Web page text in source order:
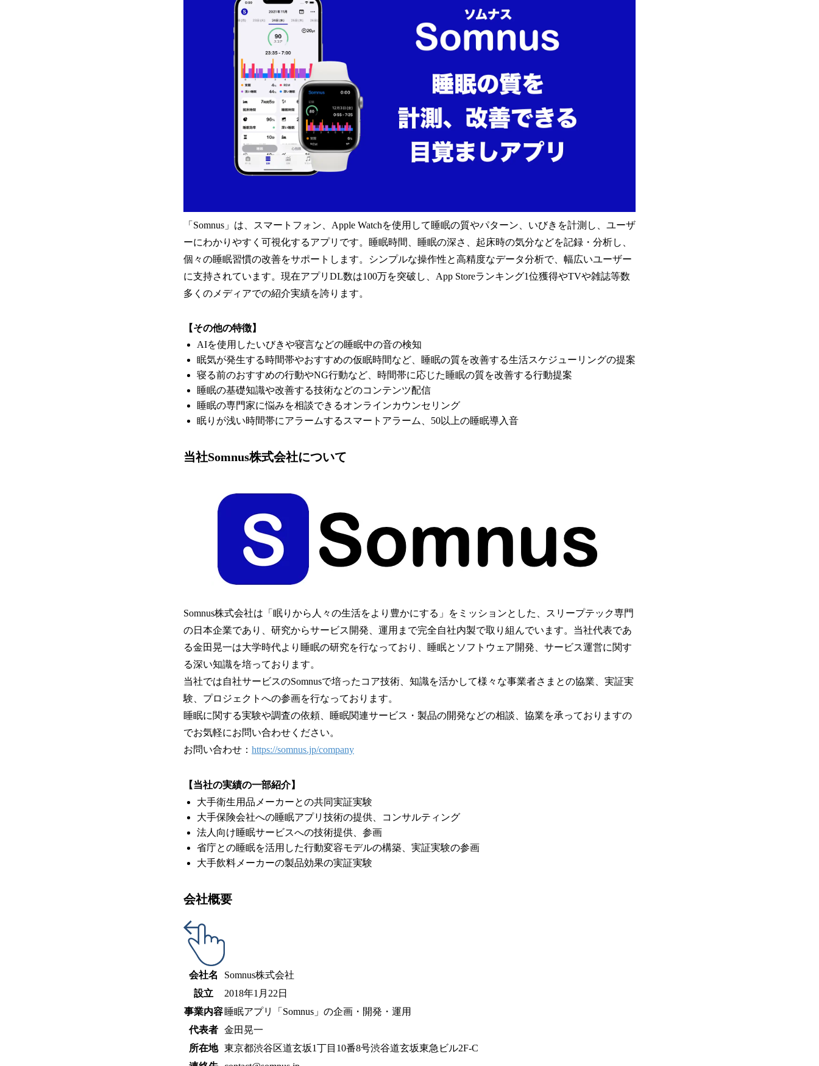
「Somnus」は、スマートフォン、Apple Watchを使用して睡眠の質やパターン、いびきを計測し、ユーザ
ーにわかりやすく可視化するアプリです。睡眠時間、睡眠の深さ、起床時の気分などを記録・分析し、
個々の睡眠習慣の改善をサポートします。シンプルな操作性と高精度なデータ分析で、幅広いユーザー
に支持されています。現在アプリDL数は100万を突破し、App Storeランキング1位獲得やTVや雑誌等数
多くのメディアでの紹介実績を誇ります。
【その他の特徴】
AIを使用したいびきや寝言などの睡眠中の音の検知
眠気が発生する時間帯やおすすめの仮眠時間など、睡眠の質を改善する生活スケジューリングの提案
寝る前のおすすめの行動やNG行動など、時間帯に応じた睡眠の質を改善する行動提案
睡眠の基礎知識や改善する技術などのコンテンツ配信
睡眠の専門家に悩みを相談できるオンラインカウンセリング
眠りが浅い時間帯にアラームするスマートアラーム、50以上の睡眠導入音
当社Somnus株式会社について
Somnus株式会社は「眠りから人々の生活をより豊かにする」をミッションとした、スリープテック専門
の日本企業であり、研究からサービス開発、運用まで完全自社内製で取り組んでいます。当社代表であ
る金田晃一は大学時代より睡眠の研究を行なっており、睡眠とソフトウェア開発、サービス運営に関す
る深い知識を培っております。
当社では自社サービスのSomnusで培ったコア技術、知識を活かして様々な事業者さまとの協業、実証実
験、プロジェクトへの参画を行なっております。
睡眠に関する実験や調査の依頼、睡眠関連サービス・製品の開発などの相談、協業を承っておりますの
でお気軽にお問い合わせください。
お問い合わせ： https://somnus.jp/company
【当社の実績の一部紹介】
大手衛生用品メーカーとの共同実証実験
大手保険会社への睡眠アプリ技術の提供、コンサルティング
法人向け睡眠サービスへの技術提供、参画
省庁との睡眠を活用した行動変容モデルの構築、実証実験の参画
大手飲料メーカーの製品効果の実証実験
会社概要
会社名
Somnus株式会社
設立
2018年1月22日
事業内容睡眠アプリ「Somnus」の企画・開発・運用
代表者 金田晃一
所在地 東京都渋谷区道玄坂1丁目10番8号渋谷道玄坂東急ビル2F-C